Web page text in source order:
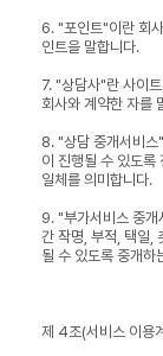
6. "포인트"이란 회
인트을 말합니다.
7. "상담사"란 사이
회사와 계약한 자를
8. "상담 중개서비스
이 진행될 수 있도록
일체를 의미합니다.
9. "부가서비스 중개
간 작명, 부적, 택일,
될 수 있도록 중개하
제 4조(서비스 이용